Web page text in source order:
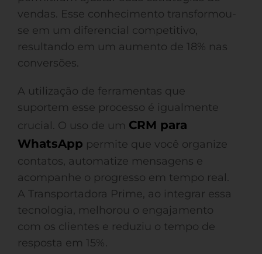
vendas. Esse conhecimento transformou-
se em um diferencial competitivo,
resultando em um aumento de 18% nas
conversões.
A utilização de ferramentas que
suportem esse processo é igualmente
crucial. O uso de um CRM para
WhatsApp permite que você organize
contatos, automatize mensagens e
acompanhe o progresso em tempo real.
A Transportadora Prime, ao integrar essa
tecnologia, melhorou o engajamento
com os clientes e reduziu o tempo de
resposta em 15%.